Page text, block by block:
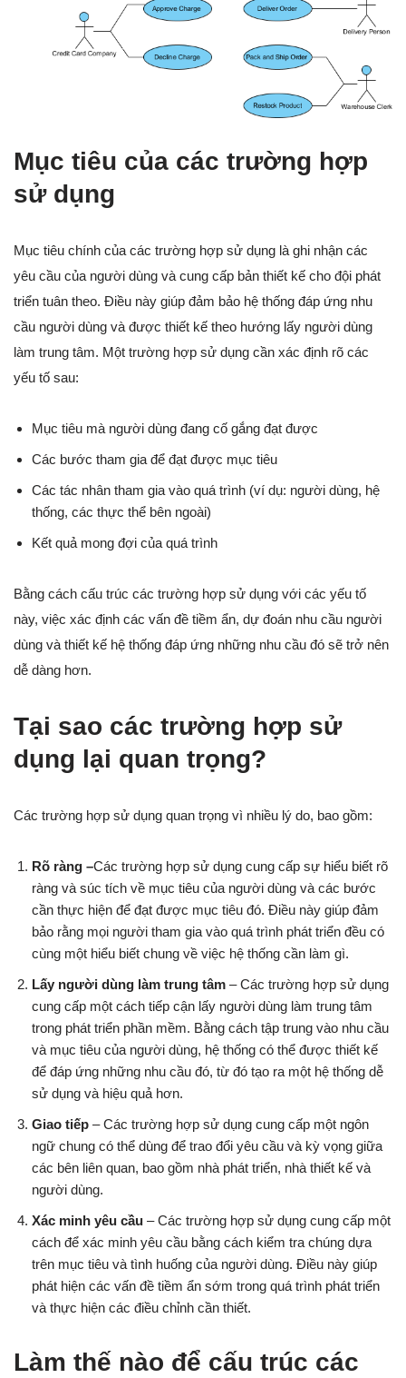
Mục tiêu của các trường hợp
sử dụng
Mục tiêu chính của các trường hợp sử dụng là ghi nhận các
yêu cầu của người dùng và cung cấp bản thiết kế cho đội phát
triển tuân theo. Điều này giúp đảm bảo hệ thống đáp ứng nhu
cầu người dùng và được thiết kế theo hướng lấy người dùng
làm trung tâm. Một trường hợp sử dụng cần xác định rõ các
yếu tố sau:
Mục tiêu mà người dùng đang cố gắng đạt được
Các bước tham gia để đạt được mục tiêu
Các tác nhân tham gia vào quá trình (ví dụ: người dùng, hệ
thống, các thực thể bên ngoài)
Kết quả mong đợi của quá trình
Bằng cách cấu trúc các trường hợp sử dụng với các yếu tố
này, việc xác định các vấn đề tiềm ẩn, dự đoán nhu cầu người
dùng và thiết kế hệ thống đáp ứng những nhu cầu đó sẽ trở nên
dễ dàng hơn.
Tại sao các trường hợp sử
dụng lại quan trọng?
Các trường hợp sử dụng quan trọng vì nhiều lý do, bao gồm:
Rõ ràng –Các trường hợp sử dụng cung cấp sự hiểu biết rõ
ràng và súc tích về mục tiêu của người dùng và các bước
cần thực hiện để đạt được mục tiêu đó. Điều này giúp đảm
bảo rằng mọi người tham gia vào quá trình phát triển đều có
cùng một hiểu biết chung về việc hệ thống cần làm gì.
Lấy người dùng làm trung tâm – Các trường hợp sử dụng
cung cấp một cách tiếp cận lấy người dùng làm trung tâm
trong phát triển phần mềm. Bằng cách tập trung vào nhu cầu
và mục tiêu của người dùng, hệ thống có thể được thiết kế
để đáp ứng những nhu cầu đó, từ đó tạo ra một hệ thống dễ
sử dụng và hiệu quả hơn.
Giao tiếp – Các trường hợp sử dụng cung cấp một ngôn
ngữ chung có thể dùng để trao đổi yêu cầu và kỳ vọng giữa
các bên liên quan, bao gồm nhà phát triển, nhà thiết kế và
người dùng.
Xác minh yêu cầu – Các trường hợp sử dụng cung cấp một
cách để xác minh yêu cầu bằng cách kiểm tra chúng dựa
trên mục tiêu và tình huống của người dùng. Điều này giúp
phát hiện các vấn đề tiềm ẩn sớm trong quá trình phát triển
và thực hiện các điều chỉnh cần thiết.
Làm thế nào để cấu trúc các